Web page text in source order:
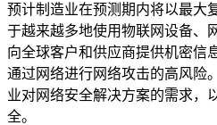
预计制造业在预测期内将以最大
于越来越多地使用物联网设备、
向全球客户和供应商提供机密信
通过网络进行网络攻击的高风险
业对网络安全解决方案的需求，
全。